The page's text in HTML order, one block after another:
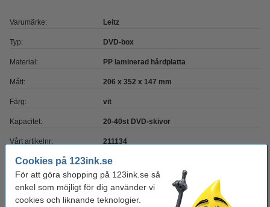
Cookies på 123ink.se
För att göra shopping på 123ink.se så
enkel som möjligt för dig använder vi
cookies och liknande teknologier.
Varumärke: Leitz
Typ: DVD-box
Material: PP laminerad hårdplatta
Mått: 206 x 352 x 147 mm
Färg: vit
Kapacitet: 20-40st DVD-skivor
Vårt artikelnr: 211134
OEM: 60420001
Glöm inte att beställa!